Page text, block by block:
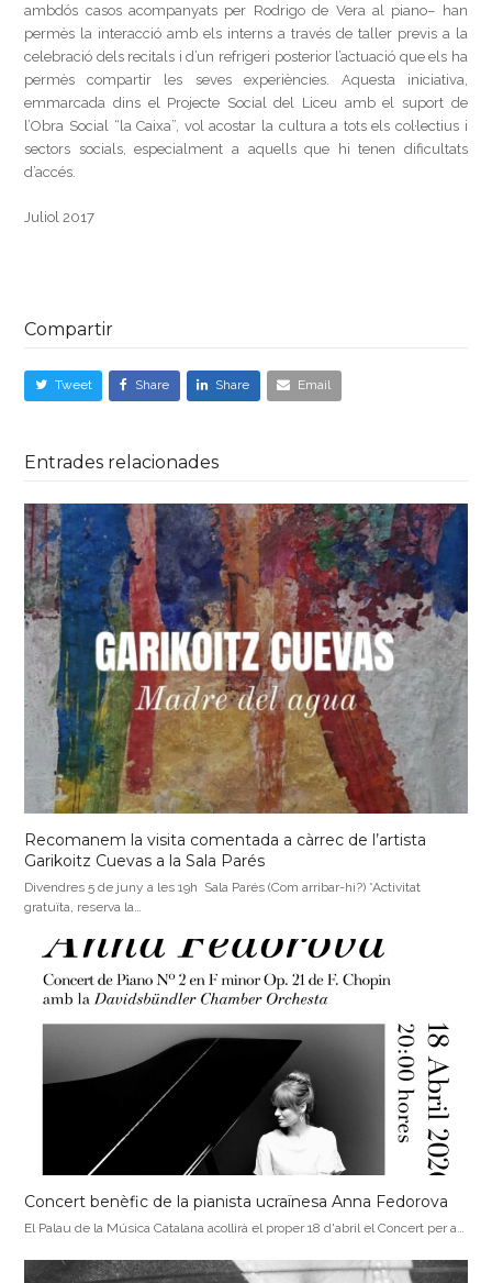
ambdós casos acompanyats per Rodrigo de Vera al piano– han
permès la interacció amb els interns a través de taller previs a la
celebració dels recitals i d’un refrigeri posterior l’actuació que els ha
permès compartir les seves experiències. Aquesta iniciativa,
emmarcada dins el Projecte Social del Liceu amb el suport de
l’Obra Social “la Caixa”, vol acostar la cultura a tots els col·lectius i
sectors socials, especialment a aquells que hi tenen dificultats
d’accés.
Juliol 2017
Compartir
Tweet Share Share Email
Entrades relacionades
Recomanem la visita comentada a càrrec de l’artista
Garikoitz Cuevas a la Sala Parés
Divendres 5 de juny a les 19h Sala Parés (Com arribar-hi?) *Activitat
gratuïta, reserva la…
Concert benèfic de la pianista ucraïnesa Anna Fedorova
El Palau de la Música Catalana acollirà el proper 18 d'abril el Concert per a…